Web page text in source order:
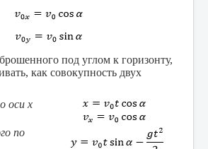
под углом к горизонту,
как совокупность двух
оси х
по